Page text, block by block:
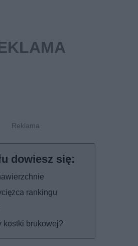
rankingu
kostki brukowej?